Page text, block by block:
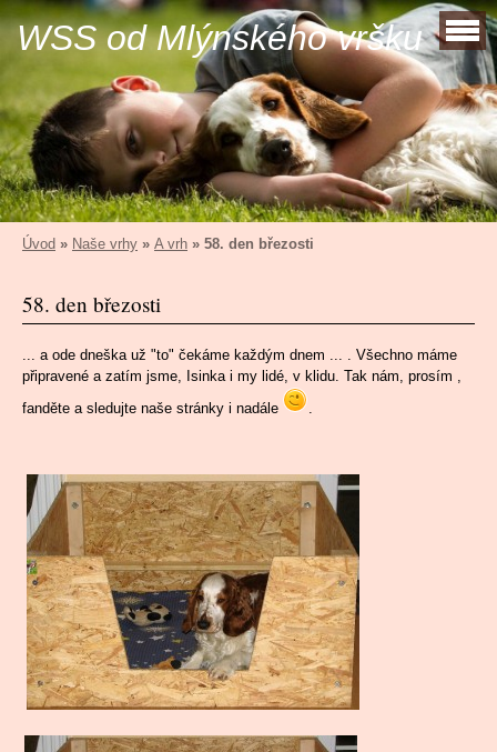
WSS od Mlýnského vršku
Úvod » Naše vrhy » A vrh » 58. den březosti
58. den březosti
... a ode dneška už "to" čekáme každým dnem ... . Všechno máme
připravené a zatím jsme, Isinka i my lidé, v klidu. Tak nám, prosím ,
fanděte a sledujte naše stránky i nadále
.